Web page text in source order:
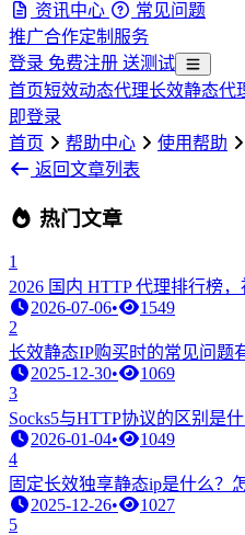
资讯中心
常见问题
推广合作定制服务
登录 免费注册 送测试
首页短效动态代理长效静态代
即登录
首页
帮助中心 使用帮助
返回文章列表
热门文章
1
2026 国内 HTTP 代理排行榜
2026-07-06•
1549
2
长效静态IP购买时的常见问题
2025-12-30•
1069
3
Socks5与HTTP协议的区别是什
2026-01-04•
1049
4
固定长效独享静态ip是什么？
2025-12-26•
1027
5